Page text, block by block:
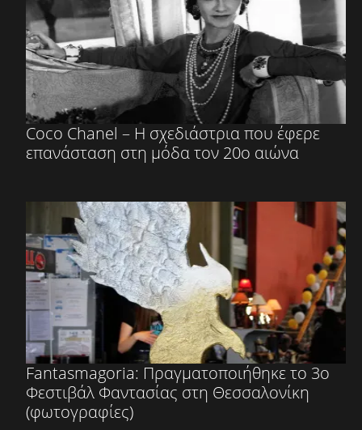
Coco Chanel – Η σχεδιάστρια που έφερε
επανάσταση στη μόδα τον 20ο αιώνα
Fantasmagoria: Πραγματοποιήθηκε το 3ο
Φεστιβάλ Φαντασίας στη Θεσσαλονίκη
(φωτογραφίες)